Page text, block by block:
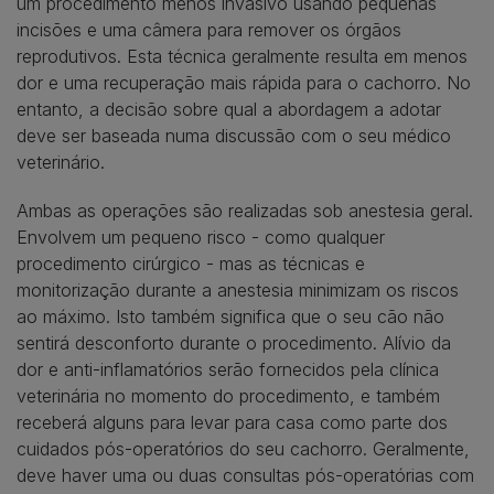
incisões e uma câmera para remover os órgãos
reprodutivos. Esta técnica geralmente resulta em menos
dor e uma recuperação mais rápida para o cachorro. No
entanto, a decisão sobre qual a abordagem a adotar
deve ser baseada numa discussão com o seu médico
veterinário.
Ambas as operações são realizadas sob anestesia geral.
Envolvem um pequeno risco - como qualquer
procedimento cirúrgico - mas as técnicas e
monitorização durante a anestesia minimizam os riscos
ao máximo. Isto também significa que o seu cão não
sentirá desconforto durante o procedimento. Alívio da
dor e anti-inflamatórios serão fornecidos pela clínica
veterinária no momento do procedimento, e também
receberá alguns para levar para casa como parte dos
cuidados pós-operatórios do seu cachorro. Geralmente,
deve haver uma ou duas consultas pós-operatórias com